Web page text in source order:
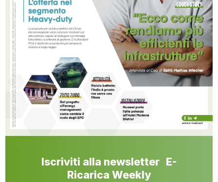
Iscriviti alla newsletter E-
Ricarica Weekly